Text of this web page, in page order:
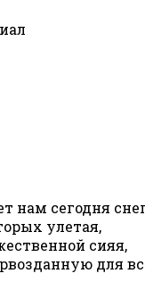
нам сегодня
улетая,
сияя,
для